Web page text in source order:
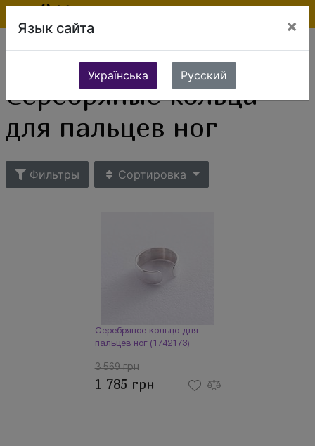
Ювелирные изделия
Серебряные украшения
Серебряные кольца
для пальцев ног
Фильтры Сортировка
Серебряное кольцо для
пальцев ног (1742173)
3 569 грн
1 785 грн
Язык сайта ×
Українська Русский